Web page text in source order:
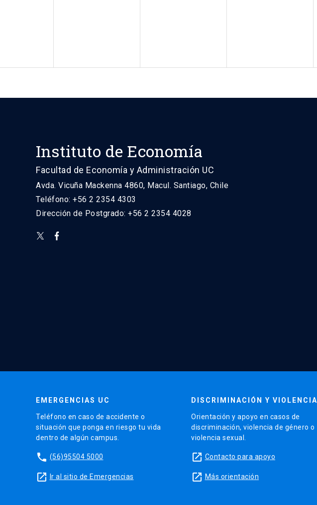
Instituto de Economía
Facultad de Economía y Administración UC
Avda. Vicuña Mackenna 4860, Macul. Santiago, Chile
Teléfono: +56 2 2354 4303
Dirección de Postgrado: +56 2 2354 4028
EMERGENCIAS UC
Teléfono en caso de accidente o
situación que ponga en riesgo tu vida
dentro de algún campus.
phone (56)95504 5000
launch Ir al sitio de Emergencias
DISCRIMINACIÓN Y VIOLENCIA
Orientación y apoyo en casos de
discriminación, violencia de género o
violencia sexual.
launch Contacto para apoyo
launch Más orientación